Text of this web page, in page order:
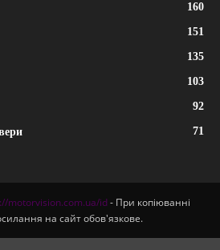
160
151
135
103
92
71
motorvision.com.ua/id- При копіюванні
на сайт обов'язкове.